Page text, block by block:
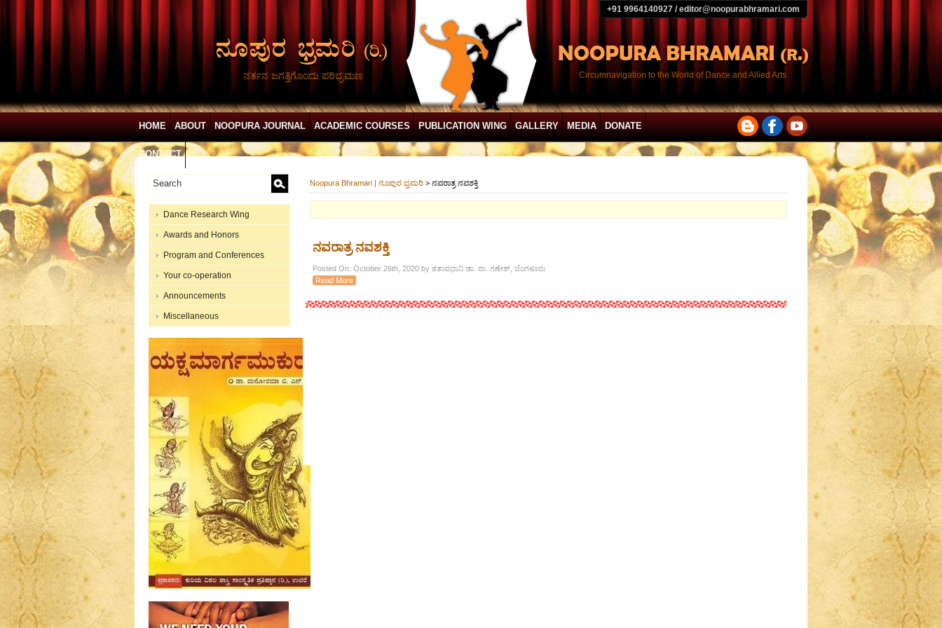
+91 9964140927 / editor@noopurabhramari.com
ನರ್ತನ ಜಗತ್ತಿಗೊಂದು ಪರಿಭ್ರಮಣ Circumnavigation to the World of Dance and Allied Arts
HOME ABOUT NOOPURA JOURNAL ACADEMIC COURSES PUBLICATION WING GALLERY MEDIA DONATE
CONTACT
Dance Research Wing
Awards and Honors
Program and Conferences
Your co-operation
Announcements
Miscellaneous
Noopura Bhramari | ನೂಪುರ ಭ್ರಮರಿ > ನವರಾತ್ರ ನವಶಕ್ತಿ
ನವರಾತ್ರ ನವಶಕ್ತಿ
Posted On: October 26th, 2020 by ಶತಾವಧಾನಿ ಡಾ. ರಾ. ಗಣೇಶ್, ಬೆಂಗಳೂರು
Read More